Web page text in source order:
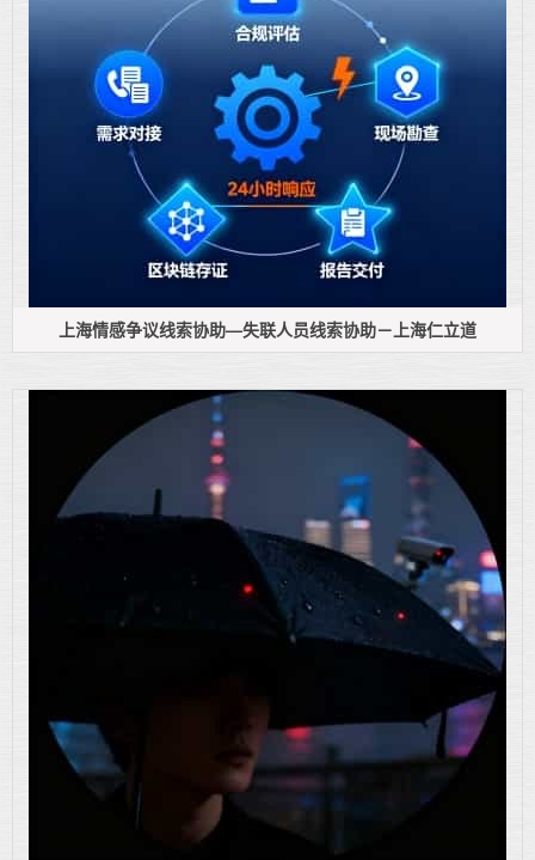
上海情感争议线索协助—失联人员线索协助－上海仁立道